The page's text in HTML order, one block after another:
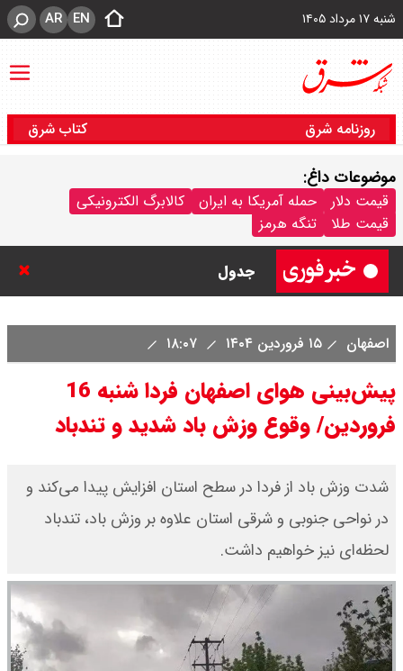
شنبه ۱۷ مرداد ۱۴۰۵ EN
AR
روزنامه شرق کتاب شرق
موضوعات داغ:
قیمت دلار حمله آمریکا به ایران
کالابرگ الکترونیکی
قیمت طلا
تنگه هرمز
جدول
۱۴۰۵ / قیمت هر گرم طلا چند ؟ +
جدول
قیمت دلار و یورو امروز شنبه ۱۷ مرداد
۱۴۰۵ / هر دلار چند؟ + جدول
قیمت سکه پارسیان امروز شنبه ۱۷
چند؟ + جدول
اصفهان ۱۵ فروردین ۱۴۰۴
پیش‌بینی هوای اصفهان فردا شنبه 16
فروردین/ وقوع وزش باد شدید و تندباد
شدت وزش باد از فردا در سطح استان افزایش پیدا می‌کند و
در نواحی جنوبی و شرقی استان علاوه بر وزش باد، تندباد
لحظه‌ای نیز خواهیم داشت.